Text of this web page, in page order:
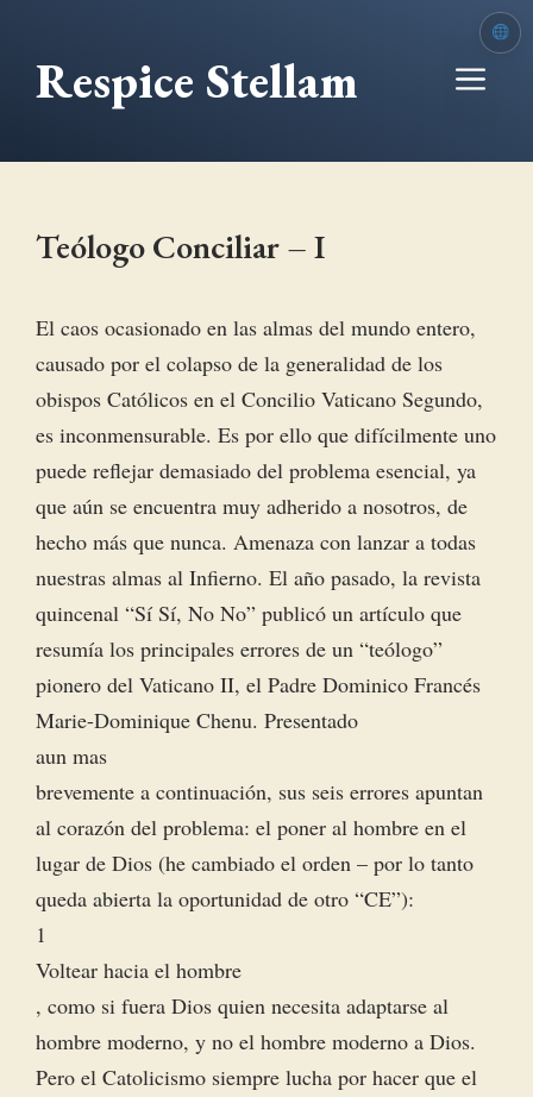
contenido
Respice Stellam
Teólogo Conciliar – I
El caos ocasionado en las almas del mundo entero,
causado por el colapso de la generalidad de los
obispos Católicos en el Concilio Vaticano Segundo,
es inconmensurable. Es por ello que difícilmente uno
puede reflejar demasiado del problema esencial, ya
que aún se encuentra muy adherido a nosotros, de
hecho más que nunca. Amenaza con lanzar a todas
nuestras almas al Infierno. El año pasado, la revista
quincenal “Sí Sí, No No” publicó un artículo que
resumía los principales errores de un “teólogo”
pionero del Vaticano II, el Padre Dominico Francés
Marie-Dominique Chenu. Presentado
aun mas
brevemente a continuación, sus seis errores apuntan
al corazón del problema: el poner al hombre en el
lugar de Dios (he cambiado el orden – por lo tanto
queda abierta la oportunidad de otro “CE”):
1
Voltear hacia el hombre
, como si fuera Dios quien necesita adaptarse al
hombre moderno, y no el hombre moderno a Dios.
Pero el Catolicismo siempre lucha por hacer que el